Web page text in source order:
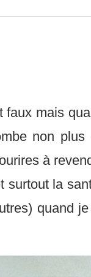
faux mais
non plus
à
la
quand